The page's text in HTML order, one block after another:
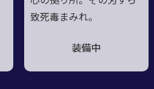
致死毒まみれ。
装備中